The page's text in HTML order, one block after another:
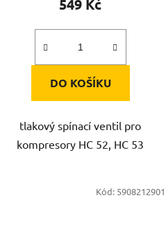
549 Kč
DO KOŠÍKU
tlakový spínací ventil pro
kompresory HC 52, HC 53
Kód: 5908212901